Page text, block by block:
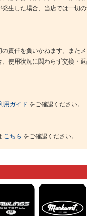
生した場合、当店では一切
責任を負いかねます。また
使用状況に関わらず交換・
用ガイド をご確認ください。
こちら をご確認ください。